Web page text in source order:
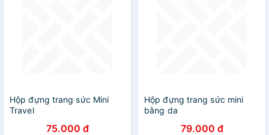
Hộp đựng trang sức Mini
Travel
75.000 đ
Hộp đựng trang sức mini
bằng da
79.000 đ